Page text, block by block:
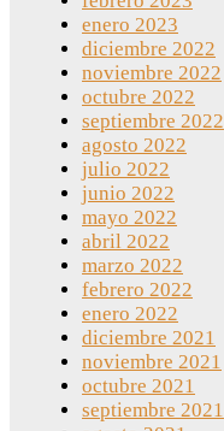
enero 2023
diciembre 2022
noviembre 2022
octubre 2022
septiembre 2022
agosto 2022
julio 2022
junio 2022
mayo 2022
abril 2022
marzo 2022
febrero 2022
enero 2022
diciembre 2021
noviembre 2021
octubre 2021
septiembre 2021